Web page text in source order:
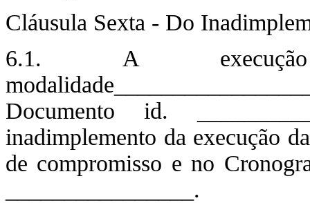
Cláusula Sexta - Do
6.1. A
Documento id.
inadimplemento da execução
de compromisso e no
________________.